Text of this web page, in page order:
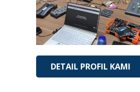
DETAIL PROFIL KAMI